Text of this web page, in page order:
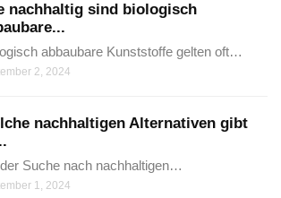
nachhaltig sind biologisch
abbaubare Kunststoffe gelten oft…
2, 2024
nachhaltigen Alternativen gibt
Suche nach nachhaltigen…
1, 2024